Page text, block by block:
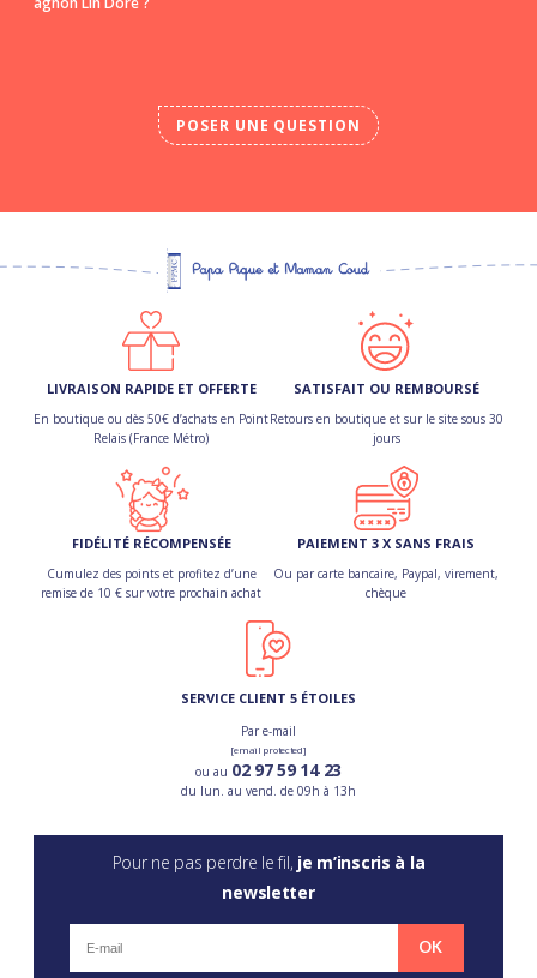
POSER UNE QUESTION
LIVRAISON RAPIDE ET OFFERTE
En boutique ou dès 50€ d’achats en Point
Relais (France Métro)
SATISFAIT OU REMBOURSÉ
Retours en boutique et sur le site sous 30
jours
FIDÉLITÉ RÉCOMPENSÉE
Cumulez des points et profitez d’une
remise de 10 € sur votre prochain achat
PAIEMENT 3 X SANS FRAIS
Ou par carte bancaire, Paypal, virement,
chèque
SERVICE CLIENT 5 ÉTOILES
Par e-mail
[email protected]
ou au 02 97 59 14 23
du lun. au vend. de 09h à 13h
Pour ne pas perdre le fil, je m’inscris à la
newsletter
OK